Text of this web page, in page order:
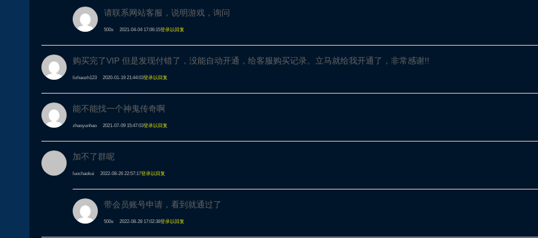
请联系网站客服，说明游戏，询问
500s 2021-04-04 17:06:15登录以回复
购买完了VIP 但是发现付错了，没能自动开通，给客服购买记录。立马就给我开通了，非常感谢!!
lizhaozh123 2020-01-19 21:44:03登录以回复
能不能找一个神鬼传奇啊
zhaoyunhao 2021-07-09 15:47:03登录以回复
加不了群呢
luochaokui 2022-08-26 22:57:17登录以回复
带会员账号申请，看到就通过了
500s 2022-08-28 17:02:38登录以回复